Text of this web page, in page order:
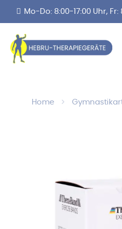
Mo-Do: 8:00-17:00 Uhr, Fr:
Home